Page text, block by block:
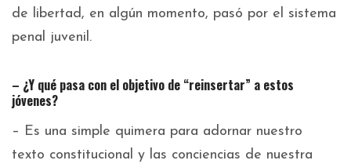
de libertad, en algún momento, pasó por el sistema
penal juvenil.
– ¿Y qué pasa con el objetivo de “reinsertar” a estos
jóvenes?
– Es una simple quimera para adornar nuestro
texto constitucional y las conciencias de nuestra